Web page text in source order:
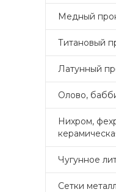
Медный
Титановый
Латунный
Олово,
Нихром,
Чугунное
Сетки